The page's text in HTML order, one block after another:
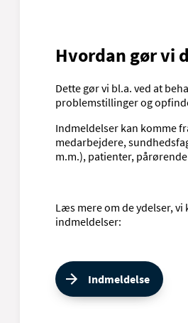
Hvordan gør vi
Dette gør vi bl.a. ved at
problemstillinger og
Indmeldelser kan komme
medarbejdere,
m.m.), patienter,
Læs mere om de ydelser,
indmeldelser:
Indmeldelse